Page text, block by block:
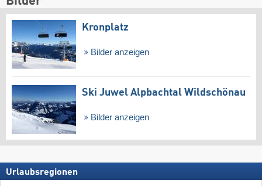
Kronplatz
Bilder anzeigen
Ski Juwel Alpbachtal Wildschönau
Bilder anzeigen
Urlaubsregionen